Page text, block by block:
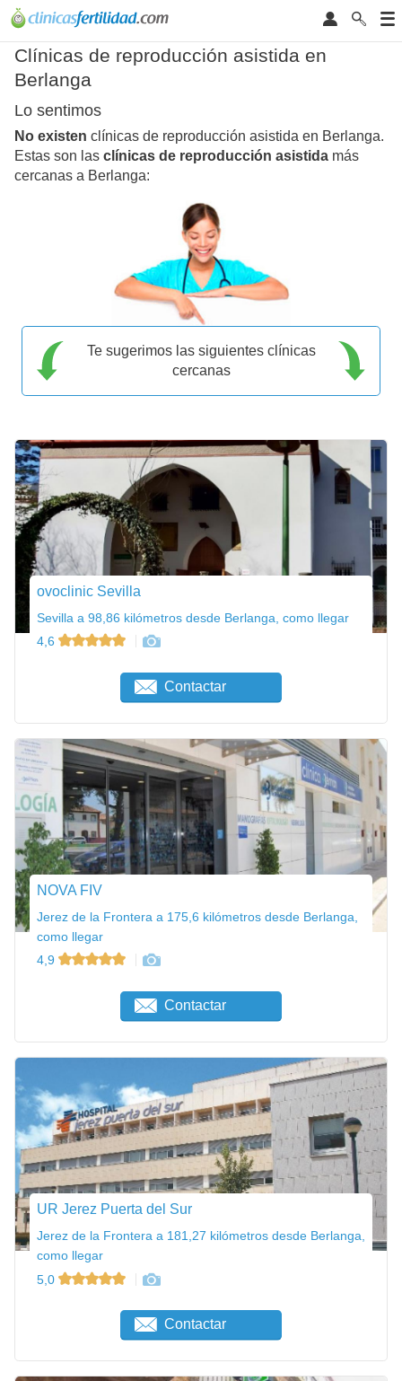
Clínicas de reproducción asistida en
Berlanga
Lo sentimos
No existen clínicas de reproducción asistida en Berlanga.
Estas son las clínicas de reproducción asistida más
cercanas a Berlanga:
Te sugerimos las siguientes clínicas
cercanas
ovoclinic Sevilla
Sevilla a 98,86 kilómetros desde Berlanga, como llegar
4,6
Contactar
NOVA FIV
Jerez de la Frontera a 175,6 kilómetros desde Berlanga,
como llegar
4,9
Contactar
UR Jerez Puerta del Sur
Jerez de la Frontera a 181,27 kilómetros desde Berlanga,
como llegar
5,0
Contactar